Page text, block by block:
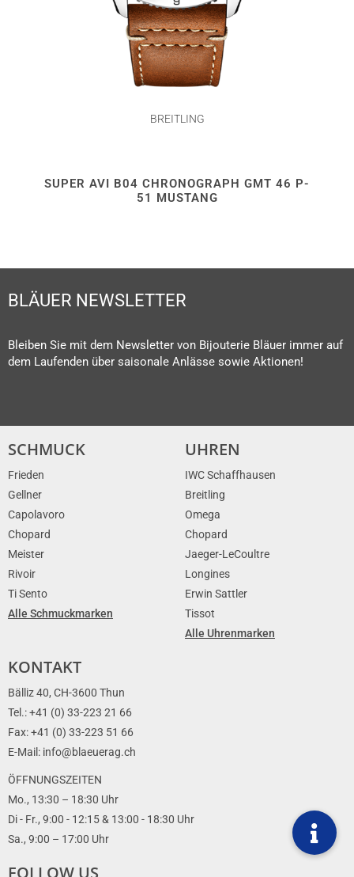
BREITLING
SUPER AVI B04 CHRONOGRAPH GMT 46 P-
51 MUSTANG
BLÄUER NEWSLETTER
Bleiben Sie mit dem Newsletter von Bijouterie Bläuer immer auf
dem Laufenden über saisonale Anlässe sowie Aktionen!
SCHMUCK
Frieden
Gellner
Capolavoro
Chopard
Meister
Rivoir
Ti Sento
Alle Schmuckmarken
UHREN
IWC Schaffhausen
Breitling
Omega
Chopard
Jaeger-LeCoultre
Longines
Erwin Sattler
Tissot
Alle Uhrenmarken
KONTAKT
Bälliz 40, CH-3600 Thun
Tel.: +41 (0) 33-223 21 66
Fax: +41 (0) 33-223 51 66
E-Mail: info@blaeuerag.ch
ÖFFNUNGSZEITEN
Mo., 13:30 – 18:30 Uhr
Di - Fr., 9:00 - 12:15 & 13:00 - 18:30 Uhr
Sa., 9:00 – 17:00 Uhr